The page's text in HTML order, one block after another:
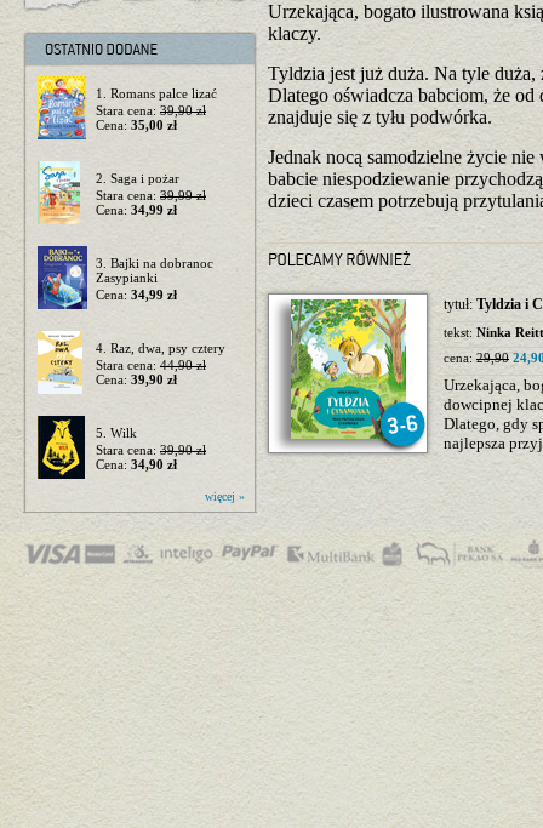
1. Romans palce lizać
Stara cena: 39,90 zł
Cena: 35,00 zł
2. Saga i pożar
Stara cena: 39,99 zł
Cena: 34,99 zł
3. Bajki na dobranoc
Zasypianki
Cena: 34,99 zł
4. Raz, dwa, psy cztery
Stara cena: 44,90 zł
Cena: 39,90 zł
5. Wilk
Stara cena: 39,90 zł
Cena: 34,90 zł
więcej »
Urzekająca, bogato ilustrowana
klaczy.
Tyldzia jest już duża. Na tyle duża,
Dlatego oświadcza babciom, że
znajduje się z tyłu podwórka.
Jednak nocą samodzielne życie
babcie niespodziewanie
dzieci czasem potrzebują
tytuł: Tyldzia i
tekst: Ninka
cena: 29,90
Urzekająca,
dowcipnej
Dlatego, gdy
najlepsza